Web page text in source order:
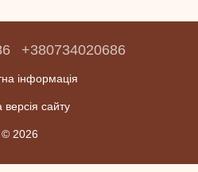
+380734020686
інформація
версія сайту
© 2026